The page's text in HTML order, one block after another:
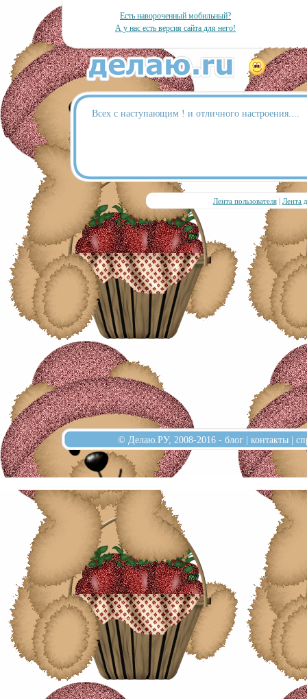
Есть навороченный мобильный?
А у нас есть версия сайта для него!
Всех с наступающим ! и отличного настроения....
Лента пользователя| Лента
© Делаю.РУ, 2008-2016 - блог | контакты |